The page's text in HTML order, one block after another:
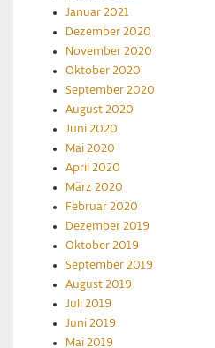
Januar 2021
Dezember 2020
November 2020
Oktober 2020
September 2020
August 2020
Juni 2020
Mai 2020
April 2020
März 2020
Februar 2020
Dezember 2019
Oktober 2019
September 2019
August 2019
Juli 2019
Juni 2019
Mai 2019